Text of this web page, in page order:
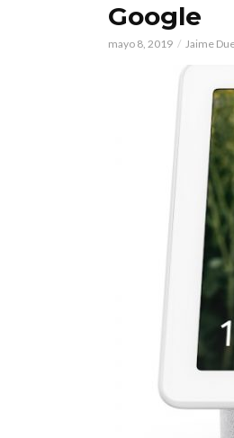
Google
mayo 8, 2019 Jaime